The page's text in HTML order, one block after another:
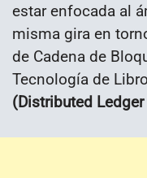
estar enfocada al
misma gira en
de Cadena de
Tecnología de
(Distributed